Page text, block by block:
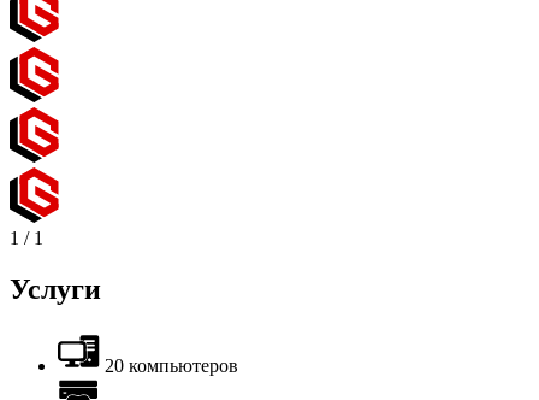
1 / 1
Услуги
20 компьютеров